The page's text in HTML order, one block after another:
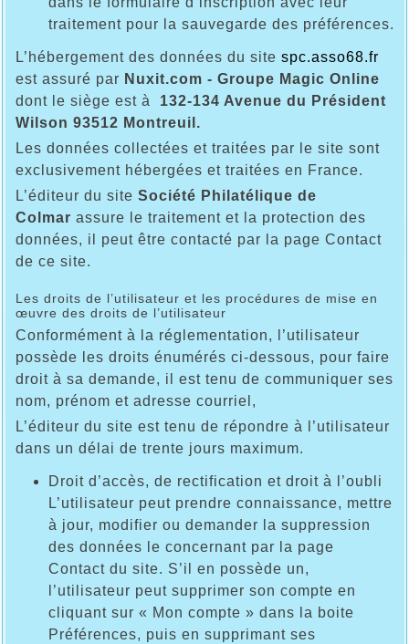
traitement pour la sauvegarde des préférences.
L’hébergement des données du site spc.asso68.fr
est assuré par Nuxit.com - Groupe Magic Online
dont le siège est à
132-134 Avenue du Président
Wilson 93512 Montreuil.
Les données collectées et traitées par le site sont
exclusivement hébergées et traitées en France.
L’éditeur du site Société Philatélique de
Colmar assure le traitement et la protection des
données, il peut être contacté par la page Contact
de ce site.
Les droits de l’utilisateur et les procédures de mise en
œuvre des droits de l’utilisateur
Conformément à la réglementation, l’utilisateur
possède les droits énumérés ci-dessous, pour faire
droit à sa demande, il est tenu de communiquer ses
nom, prénom et adresse courriel,
L’éditeur du site est tenu de répondre à l’utilisateur
dans un délai de trente jours maximum.
Droit d’accès, de rectification et droit à l’oubli
L’utilisateur peut prendre connaissance, mettre
à jour, modifier ou demander la suppression
des données le concernant par la page
Contact du site. S’il en possède un,
l’utilisateur peut supprimer son compte en
cliquant sur « Mon compte » dans la boite
Préférences, puis en supprimant ses